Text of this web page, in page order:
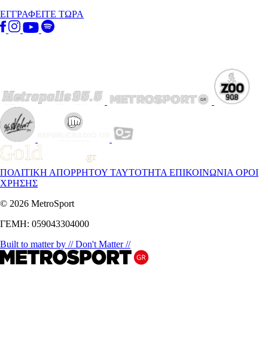
ΕΓΓΡΑΦΕΙΤΕ ΤΩΡΑ
ΠΟΛΙΤΙΚΗ ΑΠΟΡΡΗΤΟΥ ΤΑΥΤΟΤΗΤΑ ΕΠΙΚΟΙΝΩΝΙΑ ΟΡΟΙ
ΧΡΗΣΗΣ
© 2026 MetroSport
ΓΕΜΗ: 059043304000
Built to matter by // Don't Matter //